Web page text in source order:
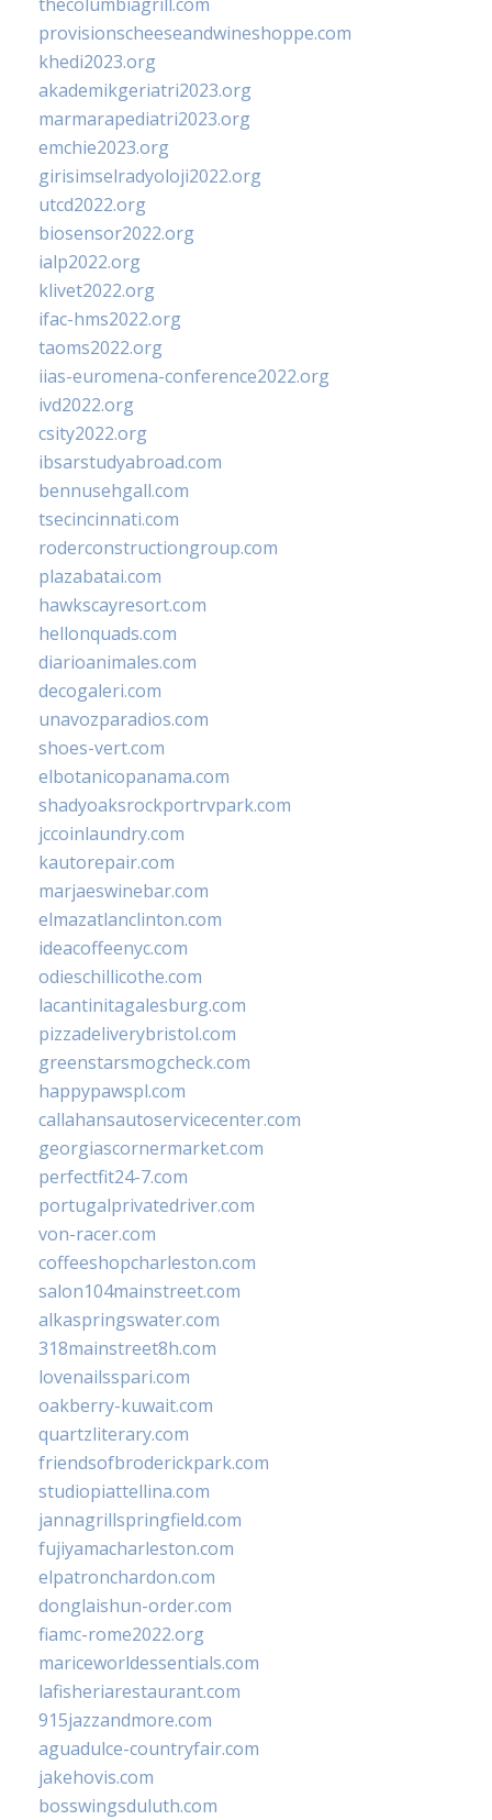
provisionscheeseandwineshoppe.com
khedi2023.org
akademikgeriatri2023.org
marmarapediatri2023.org
emchie2023.org
girisimselradyoloji2022.org
utcd2022.org
biosensor2022.org
ialp2022.org
klivet2022.org
ifac-hms2022.org
taoms2022.org
iias-euromena-conference2022.org
ivd2022.org
csity2022.org
ibsarstudyabroad.com
bennusehgall.com
tsecincinnati.com
roderconstructiongroup.com
plazabatai.com
hawkscayresort.com
hellonquads.com
diarioanimales.com
decogaleri.com
unavozparadios.com
shoes-vert.com
elbotanicopanama.com
shadyoaksrockportrvpark.com
jccoinlaundry.com
kautorepair.com
marjaeswinebar.com
elmazatlanclinton.com
ideacoffeenyc.com
odieschillicothe.com
lacantinitagalesburg.com
pizzadeliverybristol.com
greenstarsmogcheck.com
happypawspl.com
callahansautoservicecenter.com
georgiascornermarket.com
perfectfit24-7.com
portugalprivatedriver.com
von-racer.com
coffeeshopcharleston.com
salon104mainstreet.com
alkaspringswater.com
318mainstreet8h.com
lovenailsspari.com
oakberry-kuwait.com
quartzliterary.com
friendsofbroderickpark.com
studiopiattellina.com
jannagrillspringfield.com
fujiyamacharleston.com
elpatronchardon.com
donglaishun-order.com
fiamc-rome2022.org
mariceworldessentials.com
lafisheriarestaurant.com
915jazzandmore.com
aguadulce-countryfair.com
jakehovis.com
bosswingsduluth.com